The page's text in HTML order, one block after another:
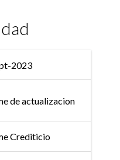
2023
de actualizacion
Crediticio